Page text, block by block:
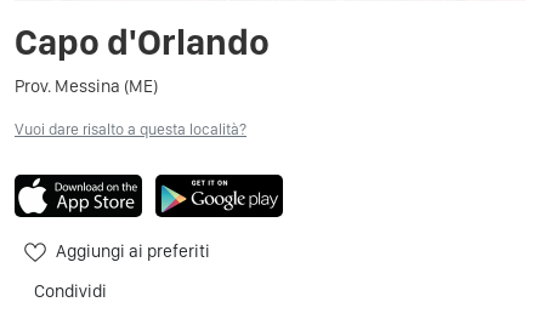
Capo d'Orlando
Prov. Messina (ME)
Vuoi dare risalto a questa località?
Aggiungi ai preferiti
Condividi